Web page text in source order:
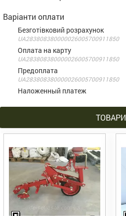
Варіанти оплати
Безготівковий розрахунок
UA283808380000026005700911850
Оплата на карту
UA283808380000026005700911850
Предоплата
UA283808380000026005700911850
Наложенный платеж
ТОВАРИ